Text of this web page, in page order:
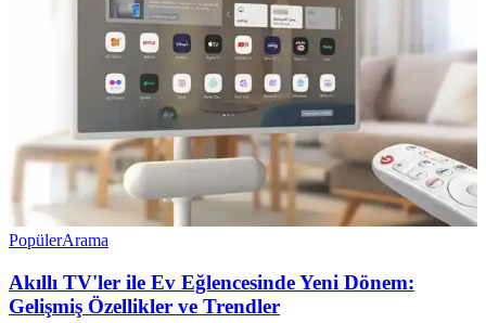
PopülerArama
Akıllı TV'ler ile Ev Eğlencesinde Yeni Dönem:
Gelişmiş Özellikler ve Trendler